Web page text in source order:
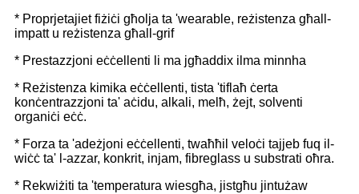
* Proprjetajiet fiżiċi għolja ta 'wearable, reżistenza għall-
impatt u reżistenza għall-grif
* Prestazzjoni eċċellenti li ma jgħaddix ilma minnha
* Reżistenza kimika eċċellenti, tista 'tiflaħ ċerta
konċentrazzjoni ta' aċidu, alkali, melħ, żejt, solventi
organiċi eċċ.
* Forza ta 'adeżjoni eċċellenti, twaħħil veloċi tajjeb fuq il-
wiċċ ta' l-azzar, konkrit, injam, fibreglass u substrati oħra.
* Rekwiżiti ta 'temperatura wiesgħa, jistgħu jintużaw